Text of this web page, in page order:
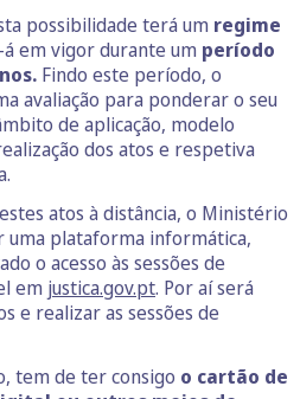
possibilidade terá um regime
em vigor durante um período
Findo este período, o
avaliação para ponderar o seu
de aplicação, modelo
dos atos e respetiva
atos à distância, o Ministério
uma plataforma informática,
o acesso às sessões de
em justica.gov.pt. Por aí será
e realizar as sessões de
tem de ter consigo o cartão de